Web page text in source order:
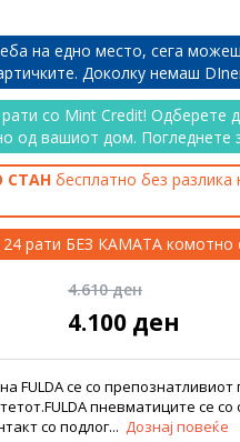
на едно место, сега
Доколку немаш
рати со Mint Credit! Одберете
од вашиот дом. Погледнете
СТАН бесплатно без разлика
24 рати БЕЗ КАМАТА
4.610 ден
4.100 ден
FULDA се со
пневматиците се
со подлог... Дознај повеќе